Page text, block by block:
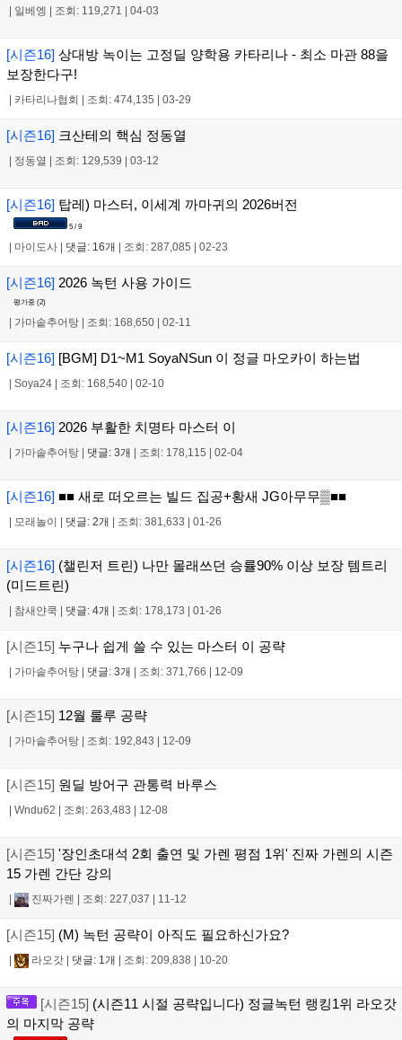
일베엥 조회: 119,271 04-03
[시즌16] 상대방 녹이는 고정딜 양학용 카타리나 - 최소 마관 88을
보장한다구!
카타리나협회 조회: 474,135 03-29
[시즌16] 크산테의 핵심 정동열
정동열 조회: 129,539 03-12
[시즌16] 탑레) 마스터, 이세계 까마귀의 2026버전
5 / 9
마이도사 댓글: 16개 조회: 287,085 02-23
[시즌16] 2026 녹턴 사용 가이드
평가중 (2)
| 가마솥추어탕 | 조회: 168,650 | 02-11
[시즌16] [BGM] D1~M1 SoyaNSun 이 정글 마오카이 하는법
| Soya24 | 조회: 168,540 | 02-10
[시즌16] 2026 부활한 치명타 마스터 이
| 가마솥추어탕 | 댓글: 3개 | 조회: 178,115 | 02-04
[시즌16] ■■ 새로 떠오르는 빌드 집공+황새 JG아무무▒■■
| 모래놀이 | 댓글: 2개 | 조회: 381,633 | 01-26
[시즌16] (챌린저 트린) 나만 몰래쓰던 승률90% 이상 보장 템트리
(미드트린)
| 참새얀쿡 | 댓글: 4개 | 조회: 178,173 | 01-26
[시즌15] 누구나 쉽게 쓸 수 있는 마스터 이 공략
| 가마솥추어탕 | 댓글: 3개 | 조회: 371,766 | 12-09
[시즌15] 12월 룰루 공략
| 가마솥추어탕 | 조회: 192,843 | 12-09
[시즌15] 원딜 방어구 관통력 바루스
| Wndu62 | 조회: 263,483 | 12-08
[시즌15] '장인초대석 2회 출연 및 가렌 평점 1위' 진짜 가렌의 시즌
15 가렌 간단 강의
| 진짜가렌 | 조회: 227,037 | 11-12
[시즌15] (M) 녹턴 공략이 아직도 필요하신가요?
| 라오갓 | 댓글: 1개 | 조회: 209,838 | 10-20
[시즌15] (시즌11 시절 공략입니다) 정글녹턴 랭킹1위 라오갓
의 마지막 공략